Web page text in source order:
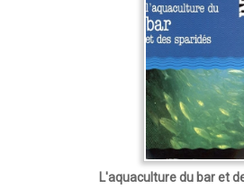
L'aquaculture du bar et